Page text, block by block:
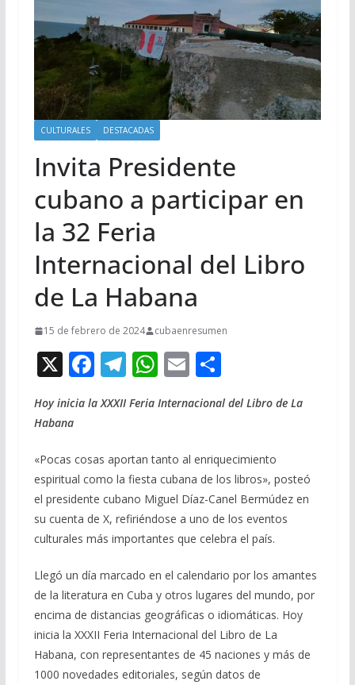
CULTURALES DESTACADAS
Invita Presidente
cubano a participar en
la 32 Feria
Internacional del Libro
de La Habana
15 de febrero de 2024 cubaenresumen
X F
e
o
o
k
T
e
a
m
W
at
A
p
p
E
m
ai
C
o
m
ar
ti
r
Hoy inicia la XXXII Feria Internacional del Libro de La
Habana
«Pocas cosas aportan tanto al enriquecimiento
espiritual como la fiesta cubana de los libros», posteó
el presidente cubano Miguel Díaz-Canel Bermúdez en
su cuenta de X, refiriéndose a uno de los eventos
culturales más importantes que celebra el país.
Llegó un día marcado en el calendario por los amantes
de la literatura en Cuba y otros lugares del mundo, por
encima de distancias geográficas o idiomáticas. Hoy
inicia la XXXII Feria Internacional del Libro de La
Habana, con representantes de 45 naciones y más de
1000 novedades editoriales, según datos de